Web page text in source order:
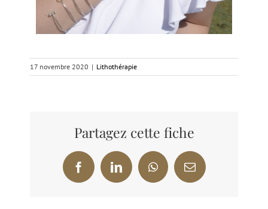
17 novembre 2020 | Lithothérapie
Partagez cette fiche
FacebookLinkedInWhatsAppEmail